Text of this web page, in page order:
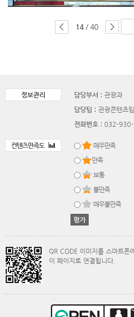
14 / 40
정보관리 담당부서 : 관광과
담당팀 : 관광콘텐츠팀
전화번호 : 032-
컨텐츠만족도
매우만족
만족
보통
불만족
매우불만족
QR CODE 이미지를 스마트폰
이 페이지로 연결됩니다.